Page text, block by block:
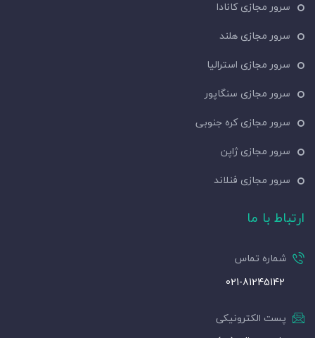
سرور مجازی کانادا
سرور مجازی هلند
سرور مجازی استرالیا
سرور مجازی سنگاپور
سرور مجازی کره جنوبی
سرور مجازی ژاپن
سرور مجازی فنلاند
ارتباط با ما
شماره تماس
021-81245142
پست الکترونیکی